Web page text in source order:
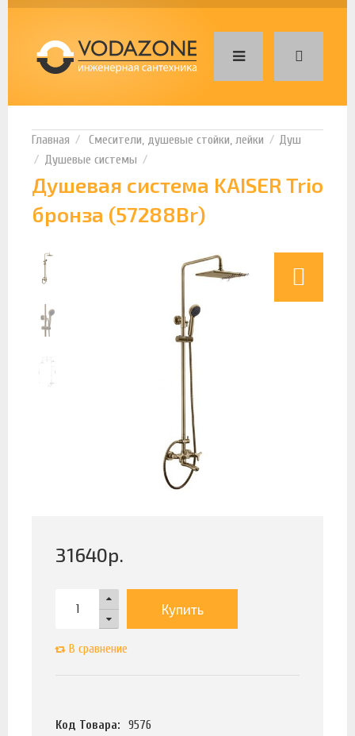
Смесители, душевые стойки, лейки
Душ
Душевые системы
Душевая система KAISER Trio
бронза (57288Br)
31640р.
Купить
В сравнение
Код Товара:
9576